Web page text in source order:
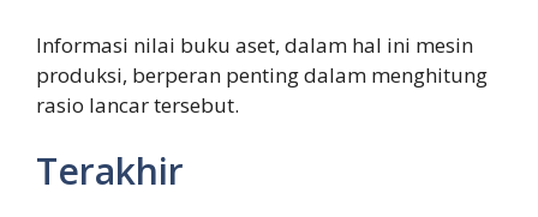
Informasi nilai buku aset, dalam hal ini mesin
produksi, berperan penting dalam menghitung
rasio lancar tersebut.
Terakhir